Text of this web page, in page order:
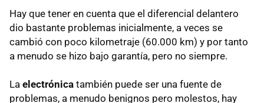
Hay que tener en cuenta que el diferencial delantero
dio bastante problemas inicialmente, a veces se
cambió con poco kilometraje (60.000 km) y por tanto
a menudo se hizo bajo garantía, pero no siempre.
La electrónica también puede ser una fuente de
problemas, a menudo benignos pero molestos, hay